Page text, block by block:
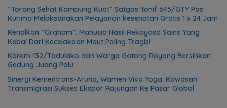
“Torang Sehat Kampung Kuat” Satgas Yonif 645/GTY Pos
Kurima Melaksanakan Pelayanan kesehatan Gratis 1 x 24 Jam
Kenalkan “Graham”: Manusia Hasil Rekayasa Sains Yang
Kebal Dari Kecelakaan Maut Paling Tragis!
Korem 132/Tadulako dan Warga Gotong Royong Bersihkan
Gedung Juang Palu
Sinergi Kementrans-Aruna, Wamen Viva Yoga: Kawasan
Transmigrasi Sukses Ekspor Rajungan Ke Pasar Global